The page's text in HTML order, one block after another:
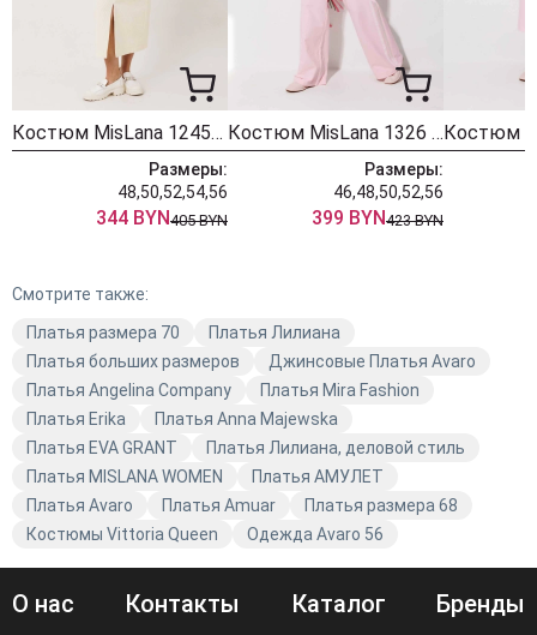
Костюм MisLana 1245к молочный + сливочный
Размеры:
48,50,52,54,56
344 BYN405 BYN
Костюм MisLana 1326 розовый
Размеры:
46,48,50,52,56
399 BYN423 BYN
Смотрите также:
Платья размера 70
Платья Лилиана
Платья больших размеров
Джинсовые Платья Avaro
Платья Angelina Company
Платья Mira Fashion
Платья Erika
Платья Anna Majewska
Платья EVA GRANT
Платья Лилиана, деловой стиль
Платья MISLANA WOMEN
Платья АМУЛЕТ
Платья Avaro
Платья Amuar
Платья размера 68
Костюмы Vittoria Queen
Одежда Avaro 56
О нас Контакты Каталог Бренды